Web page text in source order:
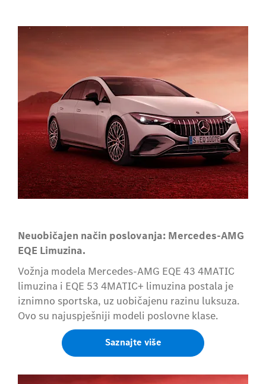
Neuobičajen način poslovanja: Mercedes-AMG
EQE Limuzina.
Vožnja modela Mercedes-AMG EQE 43 4MATIC
limuzina i EQE 53 4MATIC+ limuzina postala je
iznimno sportska, uz uobičajenu razinu luksuza.
Ovo su najuspješniji modeli poslovne klase.
Saznajte više